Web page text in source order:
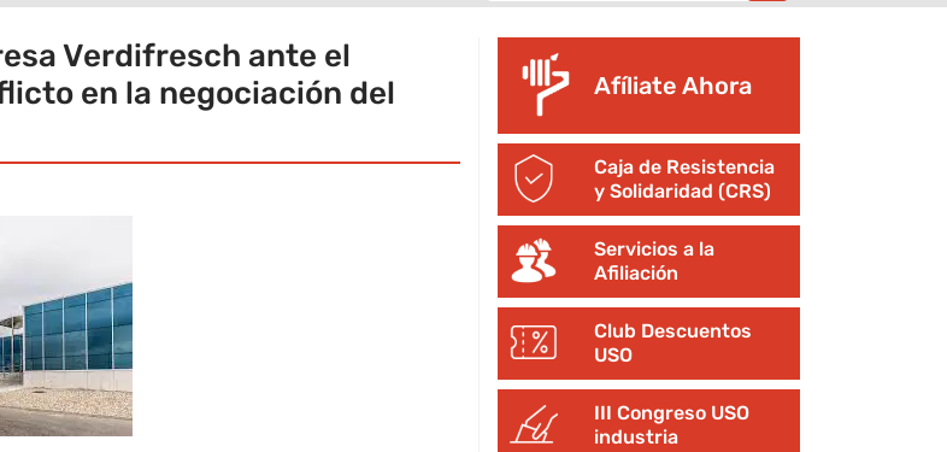
Verdifresch ante el
en la negociación del
Afíliate Ahora
Caja de Resistencia
y Solidaridad (CRS)
Servicios a la
Afiliación
Club Descuentos
USO
III Congreso USO
industria